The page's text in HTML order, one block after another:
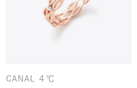
CANAL ４℃